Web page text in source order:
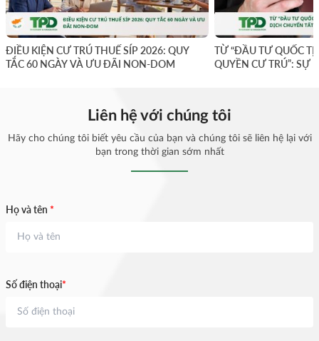
ĐIỀU KIỆN CƯ TRÚ THUẾ SÍP 2026: QUY
TẮC 60 NGÀY VÀ ƯU ĐÃI NON-DOM
TỪ “ĐẦU TƯ QUỐC
QUYỀN CƯ TRÚ”: SỰ
Liên hệ với chúng tôi
Hãy cho chúng tôi biết yêu cầu của bạn và chúng tôi sẽ liên hệ lại với
bạn trong thời gian sớm nhất
Họ và tên *
Số điện thoại*